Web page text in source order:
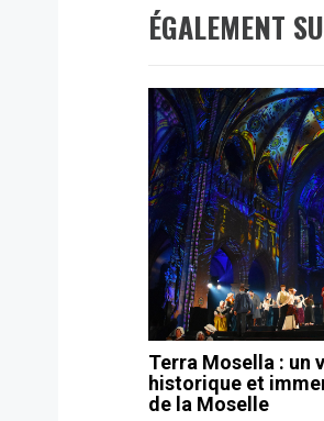
ÉGALEMENT
Terra Mosella : un
historique et
de la Moselle